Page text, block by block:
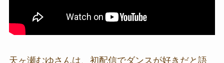
天ヶ瀬むゆさんは、初配信でダンスが好きだと語